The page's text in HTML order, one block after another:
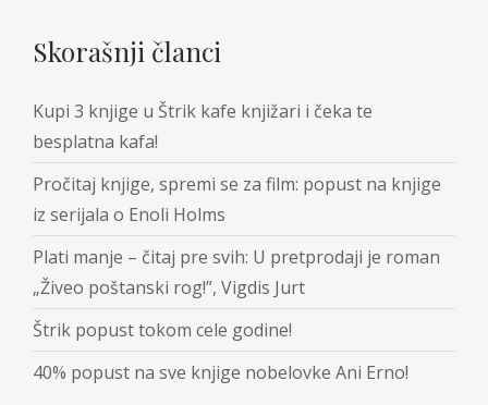
Skorašnji članci
Kupi 3 knjige u Štrik kafe knjižari i čeka te
besplatna kafa!
Pročitaj knjige, spremi se za film: popust na knjige
iz serijala o Enoli Holms
Plati manje – čitaj pre svih: U pretprodaji je roman
„Živeo poštanski rog!”, Vigdis Jurt
Štrik popust tokom cele godine!
40% popust na sve knjige nobelovke Ani Erno!